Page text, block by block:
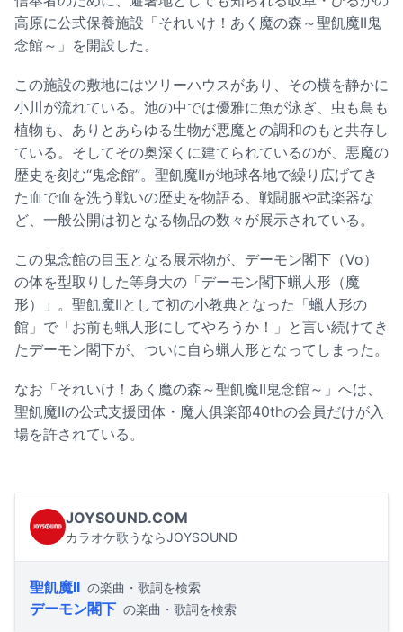
高原に公式保養施設「それいけ！あく魔の森～聖飢魔II鬼
念館～」を開設した。
この施設の敷地にはツリーハウスがあり、その横を静かに
小川が流れている。池の中では優雅に魚が泳ぎ、虫も鳥も
植物も、ありとあらゆる生物が悪魔との調和のもと共存し
ている。そしてその奥深くに建てられているのが、悪魔の
歴史を刻む“鬼念館”。聖飢魔IIが地球各地で繰り広げてき
た血で血を洗う戦いの歴史を物語る、戦闘服や武楽器な
ど、一般公開は初となる物品の数々が展示されている。
この鬼念館の目玉となる展示物が、デーモン閣下（Vo）
の体を型取りした等身大の「デーモン閣下蝋人形（魔
形）」。聖飢魔IIとして初の小教典となった「蠟人形の
館」で「お前も蝋人形にしてやろうか！」と言い続けてき
たデーモン閣下が、ついに自ら蝋人形となってしまった。
なお「それいけ！あく魔の森～聖飢魔II鬼念館～」へは、
聖飢魔IIの公式支援団体・魔人俱楽部40thの会員だけが入
場を許されている。
JOYSOUND.COM
カラオケ歌うならJOYSOUND
聖飢魔II の楽曲・歌詞を検索
デーモン閣下 の楽曲・歌詞を検索